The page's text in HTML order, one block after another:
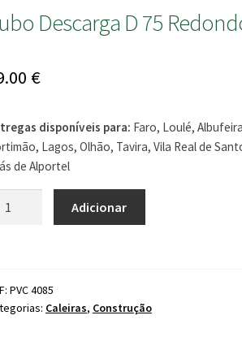
Descarga D 75
€
disponíveis para: Faro, Loulé,
Lagos, Olhão, Tavira, Vila Real de
de Alportel
Adicionar
PVC 4085
Caleiras, Construção